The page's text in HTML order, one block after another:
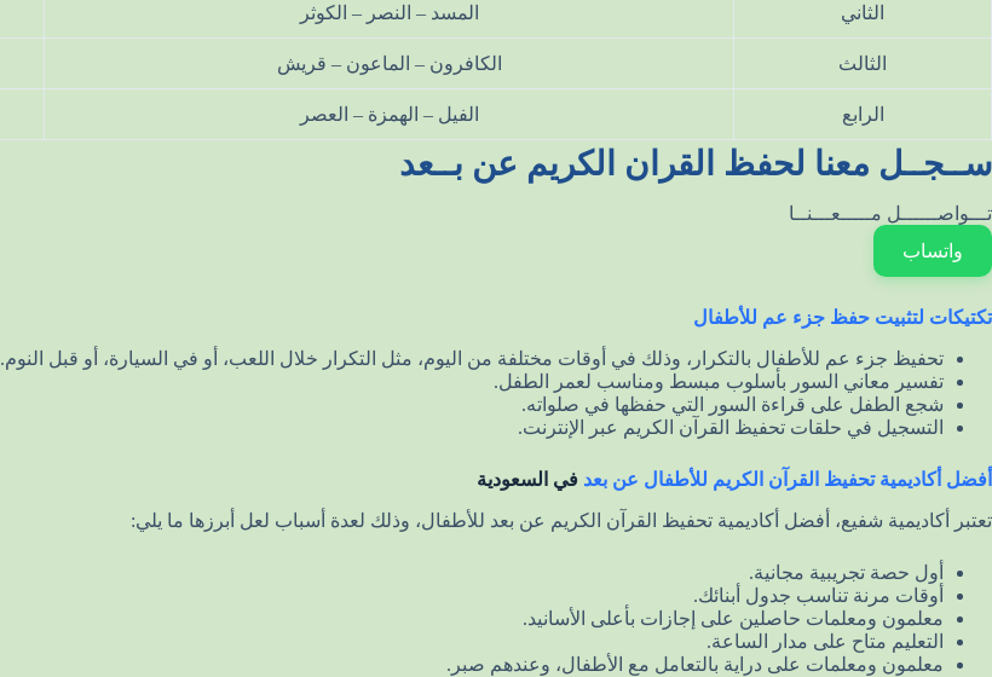
الثاني المسد – النصر – الكوثر
الثالث الكافرون – الماعون – قريش
الرابع الفيل – الهمزة – العصر
ســجــل معنا لحفظ القران الكريم عن بــعد
تـــواصــــــل مـــــعـــنــا
واتساب
تكتيكات لتثبيت حفظ جزء عم للأطفال
تحفيظ جزء عم للأطفال بالتكرار، وذلك في أوقات مختلفة من اليوم، مثل التكرار خلال اللعب، أو في السيارة، أو قبل النوم.
تفسير معاني السور بأسلوب مبسط ومناسب لعمر الطفل.
شجع الطفل على قراءة السور التي حفظها في صلواته.
التسجيل في حلقات تحفيظ القرآن الكريم عبر الإنترنت.
أفضل أكاديمية تحفيظ القرآن الكريم للأطفال عن بعد في السعودية
تعتبر أكاديمية شفيع، أفضل أكاديمية تحفيظ القرآن الكريم عن بعد للأطفال، وذلك لعدة أسباب لعل أبرزها ما يلي:
أول حصة تجريبية مجانية.
أوقات مرنة تناسب جدول أبنائك.
معلمون ومعلمات حاصلين على إجازات بأعلى الأسانيد.
التعليم متاح على مدار الساعة.
معلمون ومعلمات على دراية بالتعامل مع الأطفال، وعندهم صبر.